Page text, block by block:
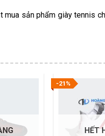
sản phẩm giày tennis
-21%
HẾT